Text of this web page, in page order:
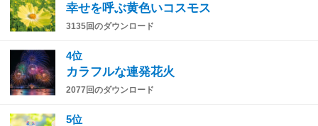
幸せを呼ぶ黄色いコスモス
3135回のダウンロード
4位
カラフルな連発花火
2077回のダウンロード
5位